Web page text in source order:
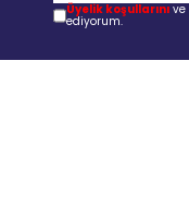
Üyelik koşullarını ve
ediyorum.